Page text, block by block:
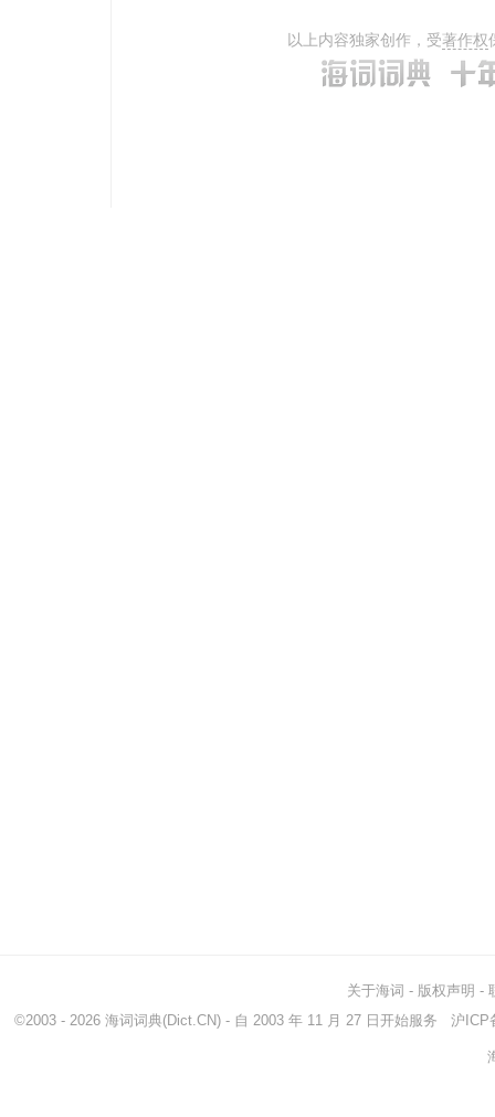
以上内容独家创作，受著作权
关于海词 - 版权声明 -
©2003 - 2026 海词词典(Dict.CN) - 自 2003 年 11 月 27 日开始服务 沪ICP